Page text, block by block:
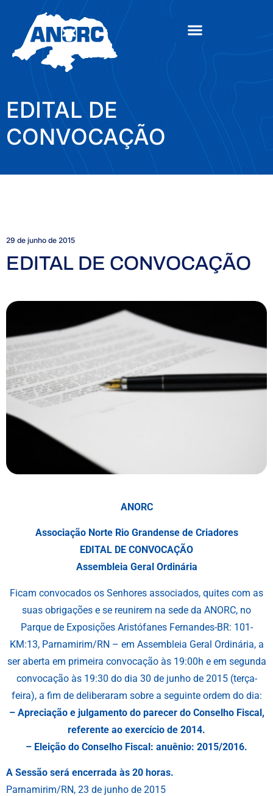
EDITAL DE
CONVOCAÇÃO
29 de junho de 2015
EDITAL DE CONVOCAÇÃO
ANORC
Associação Norte Rio Grandense de Criadores
EDITAL DE CONVOCAÇÃO
Assembleia Geral Ordinária
Ficam convocados os Senhores associados, quites com as
suas obrigações e se reunirem na sede da ANORC, no
Parque de Exposições Aristófanes Fernandes-BR: 101-
KM:13, Parnamirim/RN – em Assembleia Geral Ordinária, a
ser aberta em primeira convocação às 19:00h e em segunda
convocação às 19:30 do dia 30 de junho de 2015 (terça-
feira), a fim de deliberaram sobre a seguinte ordem do dia:
– Apreciação e julgamento do parecer do Conselho Fiscal,
referente ao exercício de 2014.
– Eleição do Conselho Fiscal: anuênio: 2015/2016.
A Sessão será encerrada às 20 horas.
Parnamirim/RN, 23 de junho de 2015